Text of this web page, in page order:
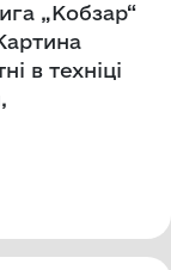
„Кобзар“
в техніці